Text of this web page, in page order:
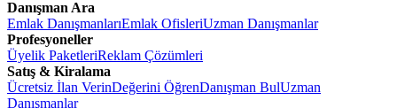
Danışman Ara
Emlak DanışmanlarıEmlak OfisleriUzman Danışmanlar
Profesyoneller
Üyelik PaketleriReklam Çözümleri
Satış & Kiralama
Ücretsiz İlan VerinDeğerini ÖğrenDanışman BulUzman
Danışmanlar